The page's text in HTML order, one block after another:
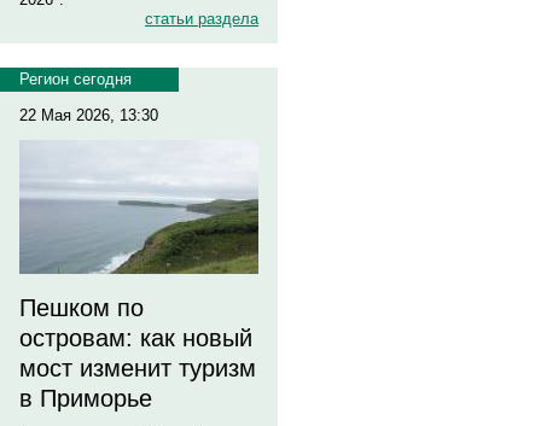
статьи раздела
Регион сегодня
22 Мая 2026, 13:30
Пешком по
островам: как новый
мост изменит туризм
в Приморье